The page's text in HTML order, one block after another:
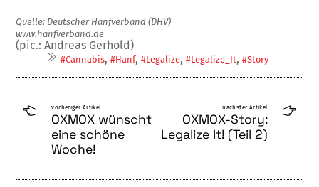
Quelle: Deutscher Hanfverband (DHV)
www.hanfverband.de
(pic.: Andreas Gerhold)
#Cannabis, #Hanf, #Legalize, #Legalize_It, #Story
vorheriger Artikel
OXMOX wünscht
eine schöne
Woche!
nächster Artikel
OXMOX-Story:
Legalize It! (Teil 2)